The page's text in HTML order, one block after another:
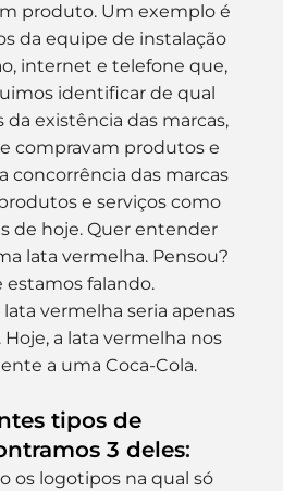
produto. Um exemplo é
da equipe de instalação
internet e telefone que,
identificar de qual
da existência das marcas,
compravam produtos e
concorrência das marcas
e serviços como
de hoje. Quer entender
lata vermelha. Pensou?
estamos falando.
vermelha seria apenas
a lata vermelha nos
a uma Coca-Cola.
tipos de
3 deles:
os logotipos na qual só